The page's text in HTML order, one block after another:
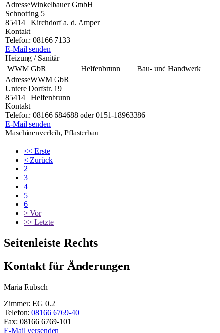
AdresseWinkelbauer GmbH
Schnotting 5
85414
Kirchdorf a. d. Amper
Kontakt
Telefon: 08166 7133
E-Mail senden
Heizung / Sanitär
WWM GbR
Helfenbrunn
Bau- und Handwerk
AdresseWWM GbR
Untere Dorfstr. 19
85414
Helfenbrunn
Kontakt
Telefon: 08166 684688 oder 0151-18963386
E-Mail senden
Maschinenverleih, Pflasterbau
<< Erste
< Zurück
2
3
4
5
6
> Vor
>> Letzte
Seitenleiste Rechts
Kontakt für Änderungen
Maria Rubsch
Zimmer: EG 0.2
Telefon: 08166 6769-40
Fax: 08166 6769-101
E-Mail versenden